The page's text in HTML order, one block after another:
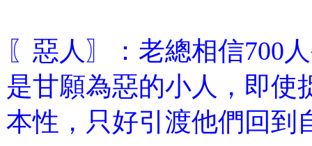
〖惡人〗：老總相信700
是甘願為惡的小人，即使
本性，只好引渡他們回到